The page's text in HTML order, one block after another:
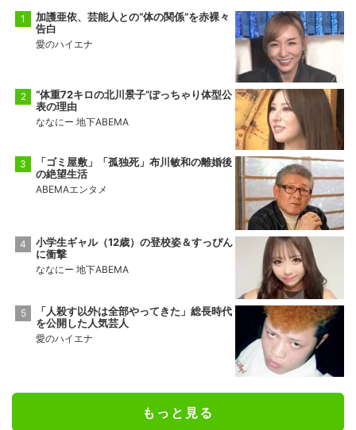
加護亜依、芸能人との“体の関係”を赤裸々
告白
愛のハイエナ
“体重72キロの北川景子”ぽっちゃり体型公
表の理由
ななにー 地下ABEMA
「ゴミ屋敷」「孤独死」布川敏和の離婚後
の絶望生活
ABEMAエンタメ
小学生ギャル（12歳）の登校姿＆すっぴん
に衝撃
ななにー 地下ABEMA
「人殺す以外は全部やってきた」総長時代
を公開した人気芸人
愛のハイエナ
もっと見る